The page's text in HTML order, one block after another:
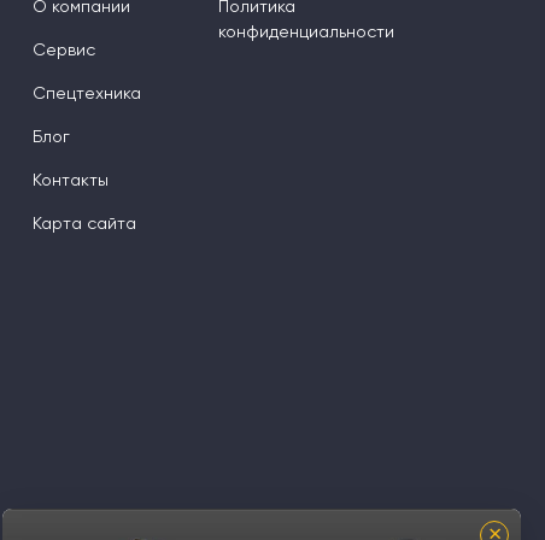
О компании
Сервис
Спецтехника
Блог
Контакты
Карта сайта
Политика
конфиденциальности